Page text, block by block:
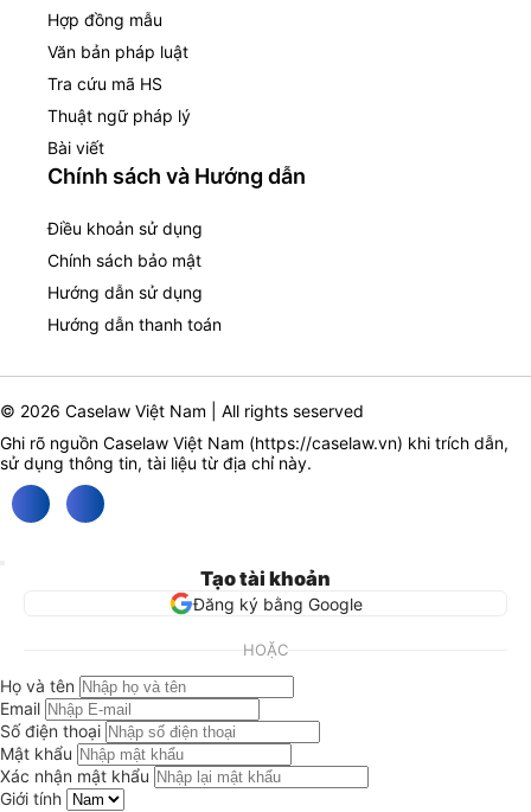
Hợp đồng mẫu
Văn bản pháp luật
Tra cứu mã HS
Thuật ngữ pháp lý
Bài viết
Chính sách và Hướng dẫn
Điều khoản sử dụng
Chính sách bảo mật
Hướng dẫn sử dụng
Hướng dẫn thanh toán
© 2026 Caselaw Việt Nam | All rights seserved
Ghi rõ nguồn Caselaw Việt Nam (https://caselaw.vn) khi trích dẫn,
sử dụng thông tin, tài liệu từ địa chỉ này.
Tạo tài khoản
Đăng ký bằng Google
HOẶC
Họ và tên
Email
Số điện thoại
Mật khẩu
Xác nhận mật khẩu
Giới tính